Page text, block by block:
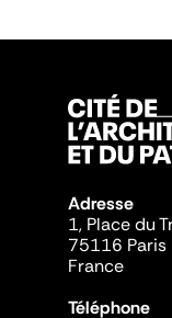
Adresse
1, Place du
75116 Paris
France
Téléphone